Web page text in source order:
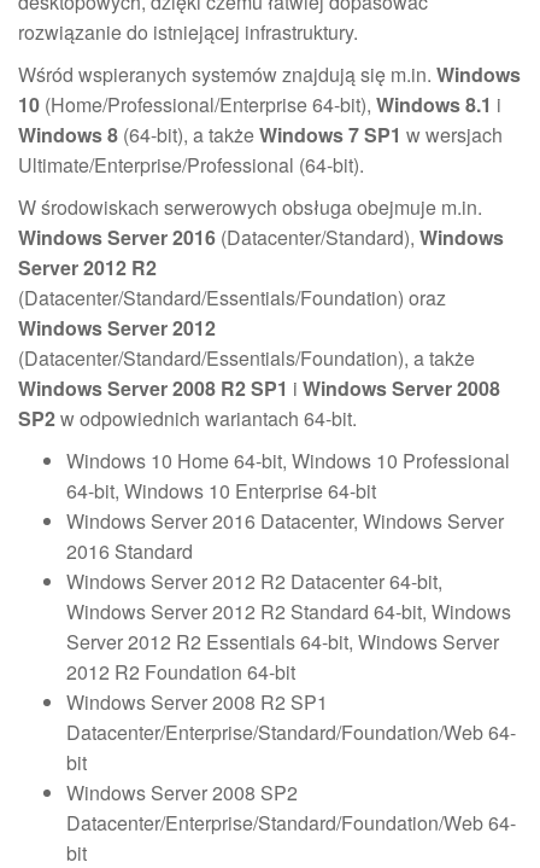
rozwiązanie do istniejącej infrastruktury.
Wśród wspieranych systemów znajdują się m.in. Windows
10 (Home/Professional/Enterprise 64-bit), Windows 8.1 i
Windows 8 (64-bit), a takżeWindows 7 SP1 w wersjach
Ultimate/Enterprise/Professional (64-bit).
W środowiskach serwerowych obsługa obejmuje m.in.
Windows Server 2016 (Datacenter/Standard), Windows
Server 2012 R2
(Datacenter/Standard/Essentials/Foundation) oraz
Windows Server 2012
(Datacenter/Standard/Essentials/Foundation), a także
Windows Server 2008 R2 SP1 i Windows Server 2008
SP2w odpowiednich wariantach 64-bit.
Windows 10 Home 64-bit, Windows 10 Professional
64-bit, Windows 10 Enterprise 64-bit
Windows Server 2016 Datacenter, Windows Server
2016 Standard
Windows Server 2012 R2 Datacenter 64-bit,
Windows Server 2012 R2 Standard 64-bit, Windows
Server 2012 R2 Essentials 64-bit, Windows Server
2012 R2 Foundation 64-bit
Windows Server 2008 R2 SP1
Datacenter/Enterprise/Standard/Foundation/Web 64-
bit
Windows Server 2008 SP2
Datacenter/Enterprise/Standard/Foundation/Web 64-
bit